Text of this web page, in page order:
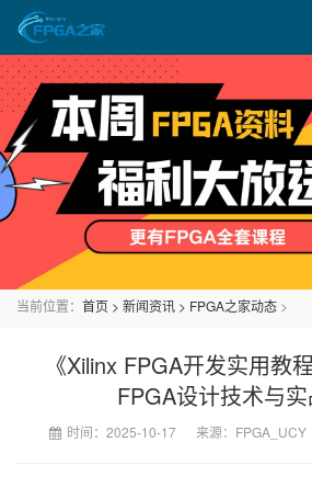
当前位置： 首页 > 新闻资讯 > FPGA之家动态 >
《Xilinx FPGA开发实用教
FPGA设计技术与
时间：2025-10-17 来源：FPGA_UCY